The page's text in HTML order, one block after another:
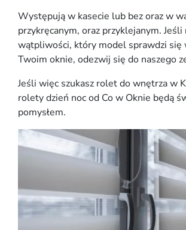
Występują w kasecie lub bez oraz w
przykręcanym, oraz przyklejanym. Jeśli
wątpliwości, który model sprawdzi się
Twoim oknie, odezwij się do naszego
Jeśli więc szukasz rolet do wnętrza w
rolety dzień noc od Co w Oknie będą
pomysłem.